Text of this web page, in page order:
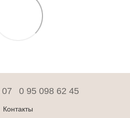
0 95 098 62 45
Контакты